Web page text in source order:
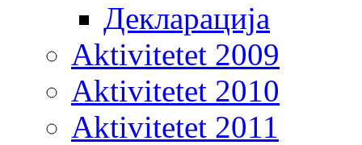
Декларација
Aktivitetet 2009
Aktivitetet 2010
Aktivitetet 2011